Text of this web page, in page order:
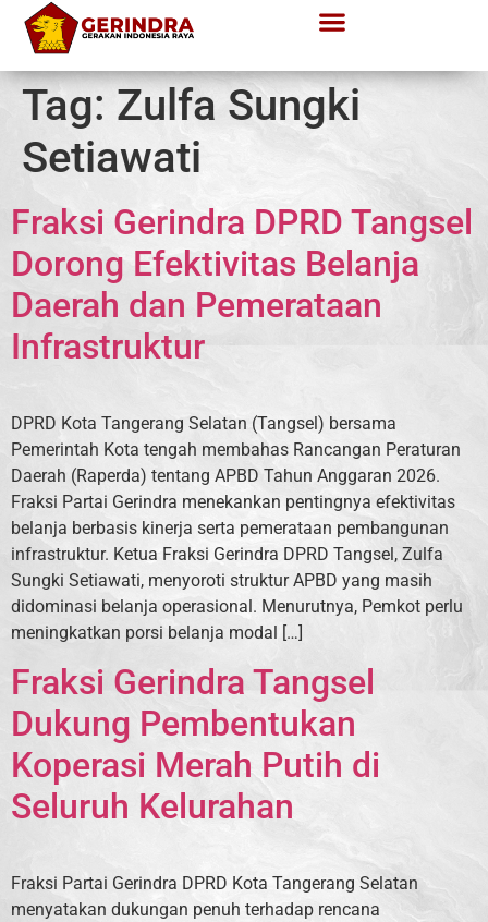
Tag: Zulfa Sungki
Setiawati
Fraksi Gerindra DPRD Tangsel
Dorong Efektivitas Belanja
Daerah dan Pemerataan
Infrastruktur
DPRD Kota Tangerang Selatan (Tangsel) bersama
Pemerintah Kota tengah membahas Rancangan Peraturan
Daerah (Raperda) tentang APBD Tahun Anggaran 2026.
Fraksi Partai Gerindra menekankan pentingnya efektivitas
belanja berbasis kinerja serta pemerataan pembangunan
infrastruktur. Ketua Fraksi Gerindra DPRD Tangsel, Zulfa
Sungki Setiawati, menyoroti struktur APBD yang masih
didominasi belanja operasional. Menurutnya, Pemkot perlu
meningkatkan porsi belanja modal […]
Fraksi Gerindra Tangsel
Dukung Pembentukan
Koperasi Merah Putih di
Seluruh Kelurahan
Fraksi Partai Gerindra DPRD Kota Tangerang Selatan
menyatakan dukungan penuh terhadap rencana